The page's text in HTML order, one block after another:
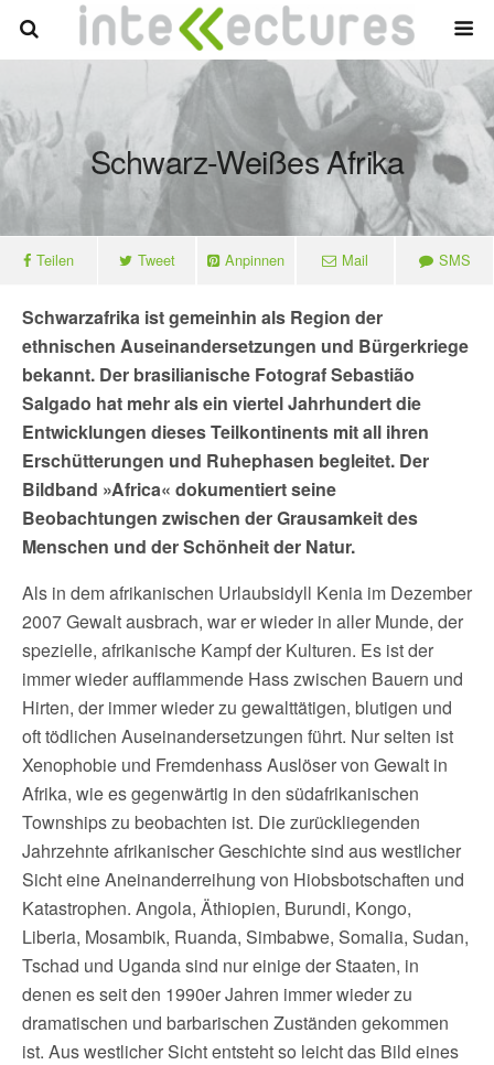
Schwarz-Weißes Afrika
Teilen Tweet Anpinnen Mail SMS
Schwarzafrika ist gemeinhin als Region der
ethnischen Auseinandersetzungen und Bürgerkriege
bekannt. Der brasilianische Fotograf Sebastião
Salgado hat mehr als ein viertel Jahrhundert die
Entwicklungen dieses Teilkontinents mit all ihren
Erschütterungen und Ruhephasen begleitet. Der
Bildband »Africa« dokumentiert seine
Beobachtungen zwischen der Grausamkeit des
Menschen und der Schönheit der Natur.
Als in dem afrikanischen Urlaubsidyll Kenia im Dezember
2007 Gewalt ausbrach, war er wieder in aller Munde, der
spezielle, afrikanische Kampf der Kulturen. Es ist der
immer wieder aufflammende Hass zwischen Bauern und
Hirten, der immer wieder zu gewalttätigen, blutigen und
oft tödlichen Auseinandersetzungen führt. Nur selten ist
Xenophobie und Fremdenhass Auslöser von Gewalt in
Afrika, wie es gegenwärtig in den südafrikanischen
Townships zu beobachten ist. Die zurückliegenden
Jahrzehnte afrikanischer Geschichte sind aus westlicher
Sicht eine Aneinanderreihung von Hiobsbotschaften und
Katastrophen. Angola, Äthiopien, Burundi, Kongo,
Liberia, Mosambik, Ruanda, Simbabwe, Somalia, Sudan,
Tschad und Uganda sind nur einige der Staaten, in
denen es seit den 1990er Jahren immer wieder zu
dramatischen und barbarischen Zuständen gekommen
ist. Aus westlicher Sicht entsteht so leicht das Bild eines